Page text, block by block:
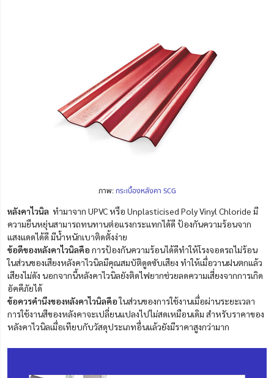
ภาพ:กระเบื้องหลังคา SCG
หลังคาไวนิล ทำมาจาก UPVC หรือ Unplasticised Poly Vinyl Chloride มี
ความยืนหยุ่นสามารถทนทานต่อแรงกระแทกได้ดี ป้องกันความร้อนจาก
แสงแดดได้ดี มีน้ำหนักเบาติดตั้งง่าย
ข้อดีของหลังคาไวนิลคือ การป้องกันความร้อนได้ดีทำให้โรงจอดรถไม่ร้อน
ในส่วนของเสียงหลังคาไวนิลมีคุณสมบัติดูดซับเสียง ทำให้เมื่อวานฝนตกแล้ว
เสียงไม่ดัง นอกจากนี้หลังคาไวนิลยังติดไฟยากช่วยลดความเสี่ยงจากการเกิด
อัคคีภัยได้
ข้อควรคำนึงของหลังคาไวนิลคือในส่วนของการใช้งานเมื่อผ่านระยะเวลา
การใช้งานสีของหลังคาจะเปลี่ยนแปลงไปไม่สดเหมือนเดิม สำหรับราคาของ
หลังคาไวนิลเมื่อเทียบกับวัสดุประเภทอื่นแล้วยังมีราคาสูงกว่ามาก